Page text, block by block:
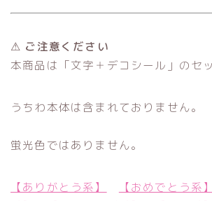
⚠ ご注意ください
本商品は「文字＋デコシール」のセ
うちわ本体は含まれておりません。
蛍光色ではありません。
【ありがとう系】 【おめでとう系】